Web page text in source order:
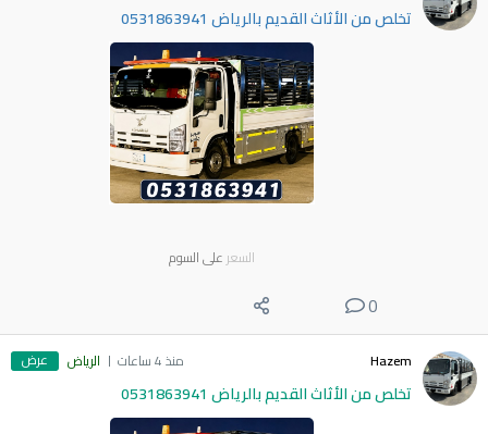
تخلص من الأثاث القديم بالرياض 0531863941
السعر على السوم
0
Hazem منذ 4 ساعات الرياض عرض
تخلص من الأثاث القديم بالرياض 0531863941